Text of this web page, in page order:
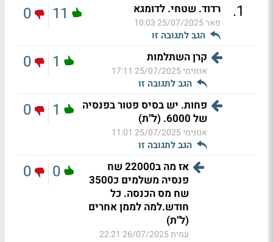
1
. רדוד. שטחי. לדומגא
פאר25/07/2025 10:03
הגב לתגובה זו
11
0
קרן השתלמות
אנונימי25/07/2025 17:11
הגב לתגובה זו
1
0
פחות. יש בסיס פטור בפנסיה
של 6000. (ל"ת)
אנונימי25/07/2025 11:01
הגב לתגובה זו
1
0
אז מה ב22000 שח
פנסיה משלמים כ3500
שח מס הכנסה. כל
חודש.למה לממן אחרים
(ל"ת)
עמית26/07/2025 22:21
0
0